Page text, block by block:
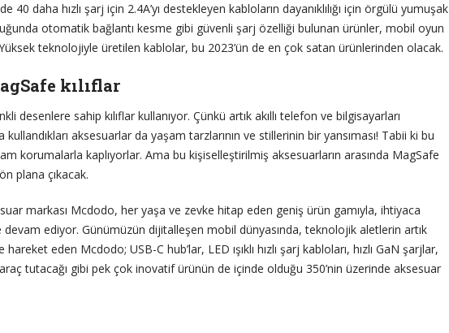
40 daha hızlı şarj için 2.4A’yı destekleyen kabloların dayanıklılığı için örgülü yumuşak
otomatik bağlantı kesme gibi güvenli şarj özelliği bulunan ürünler, mobil oyun
teknolojiyle üretilen kablolar, bu 2023’ün de en çok satan ürünlerinden olacak.
kılıflar
desenlere sahip kılıflar kullanıyor. Çünkü artık akıllı telefon ve bilgisayarları
kullandıkları aksesuarlar da yaşam tarzlarının ve stillerinin bir yansıması! Tabii ki bu
korumalarla kaplıyorlar. Ama bu kişiselleştirilmiş aksesuarların arasında MagSafe
plana çıkacak.
markası Mcdodo, her yaşa ve zevke hitap eden geniş ürün gamıyla, ihtiyaca
ediyor. Günümüzün dijitalleşen mobil dünyasında, teknolojik aletlerin artık
eden Mcdodo; USB-C hub’lar, LED ışıklı hızlı şarj kabloları, hızlı GaN şarjlar,
tutacağı gibi pek çok inovatif ürünün de içinde olduğu 350’nin üzerinde aksesuar